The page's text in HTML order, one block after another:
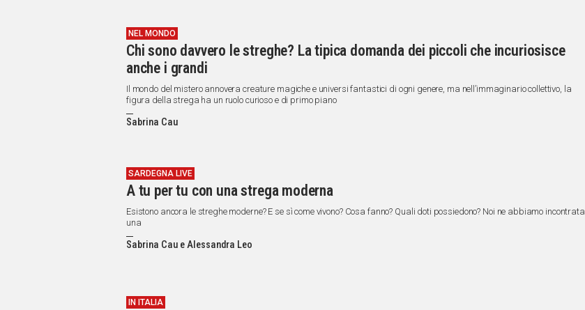
NEL MONDO
Chi sono davvero le streghe? La tipica domanda dei piccoli che incuriosisce
anche i grandi
Il mondo del mistero annovera creature magiche e universi fantastici di ogni genere, ma nell’immaginario collettivo, la
figura della strega ha un ruolo curioso e di primo piano
Sabrina Cau
SARDEGNA LIVE
A tu per tu con una strega moderna
Esistono ancora le streghe moderne? E se sì come vivono? Cosa fanno? Quali doti possiedono? Noi ne abbiamo incontrata
una
Sabrina Cau e Alessandra Leo
IN ITALIA